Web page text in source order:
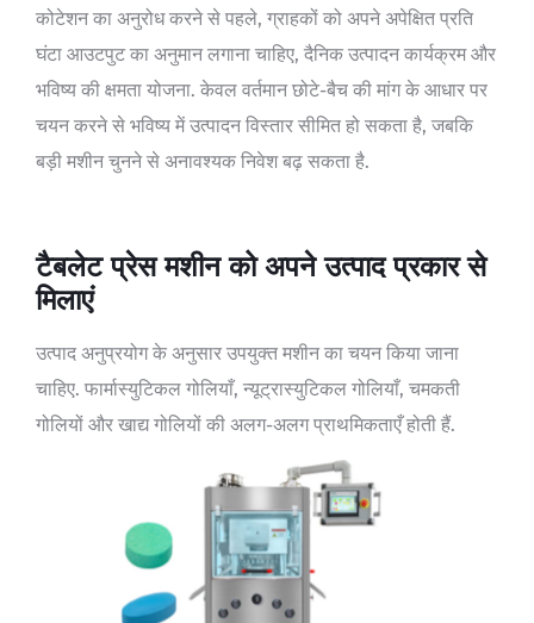
कोटेशन का अनुरोध करने से पहले, ग्राहकों को अपने अपेक्षित प्रति
घंटा आउटपुट का अनुमान लगाना चाहिए, दैनिक उत्पादन कार्यक्रम और
भविष्य की क्षमता योजना. केवल वर्तमान छोटे-बैच की मांग के आधार पर
चयन करने से भविष्य में उत्पादन विस्तार सीमित हो सकता है, जबकि
बड़ी मशीन चुनने से अनावश्यक निवेश बढ़ सकता है.
टैबलेट प्रेस मशीन को अपने उत्पाद प्रकार से
मिलाएं
उत्पाद अनुप्रयोग के अनुसार उपयुक्त मशीन का चयन किया जाना
चाहिए. फार्मास्युटिकल गोलियाँ, न्यूट्रास्युटिकल गोलियाँ, चमकती
गोलियों और खाद्य गोलियों की अलग-अलग प्राथमिकताएँ होती हैं.